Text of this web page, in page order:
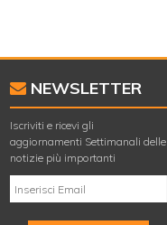
NEWSLETTER
Iscriviti e ricevi gli
aggiornamenti Settimanali delle
notizie più importanti